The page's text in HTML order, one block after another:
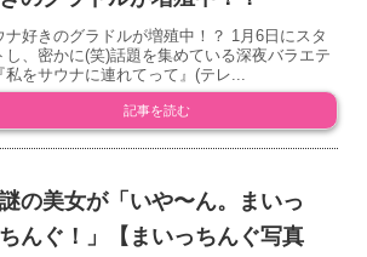
ナ好きのグラドルが増殖中！？ 1月6日にスタ
し、密かに(笑)話題を集めている深夜バラエテ
私をサウナに連れてって』(テレ...
記事を読む
謎の美女が「いや〜ん。まいっ
ちんぐ！」【まいっちんぐ写真